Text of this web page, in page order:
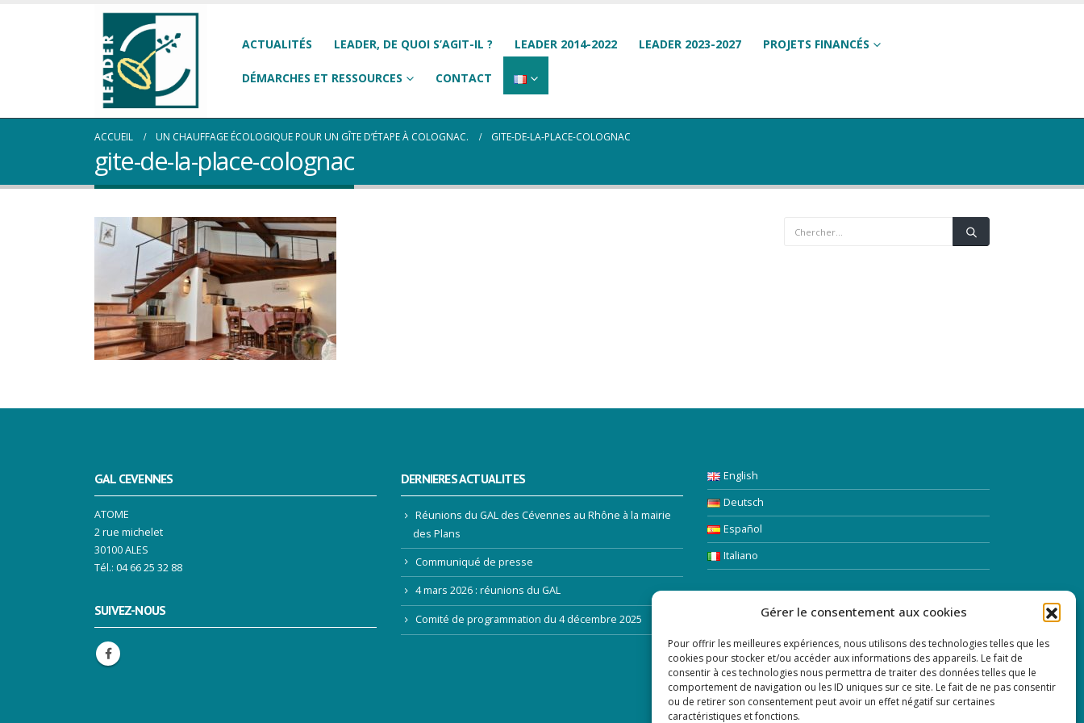
Gérer le consentement aux cookies
Pour offrir les meilleures expériences, nous utilisons des technologies telles que les
cookies pour stocker et/ou accéder aux informations des appareils. Le fait de
consentir à ces technologies nous permettra de traiter des données telles que le
comportement de navigation ou les ID uniques sur ce site. Le fait de ne pas consentir
ou de retirer son consentement peut avoir un effet négatif sur certaines
caractéristiques et fonctions.
ACTUALITÉS LEADER, DE QUOI S’AGIT-IL ? LEADER 2014-2022 LEADER 2023-2027 PROJETS FINANCÉS
DÉMARCHES ET RESSOURCES CONTACT
ACCUEIL UN CHAUFFAGE ÉCOLOGIQUE POUR UN GÎTE D’ÉTAPE À COLOGNAC. GITE-DE-LA-PLACE-COLOGNAC
gite-de-la-place-colognac
GAL CEVENNES
ATOME
2 rue michelet
30100 ALES
Tél.: 04 66 25 32 88
SUIVEZ-NOUS
DERNIERES ACTUALITES
Réunions du GAL des Cévennes au Rhône à la mairie
des Plans
Communiqué de presse
4 mars 2026 : réunions du GAL
Comité de programmation du 4 décembre 2025
English
Deutsch
Español
Italiano
Addresse Email: